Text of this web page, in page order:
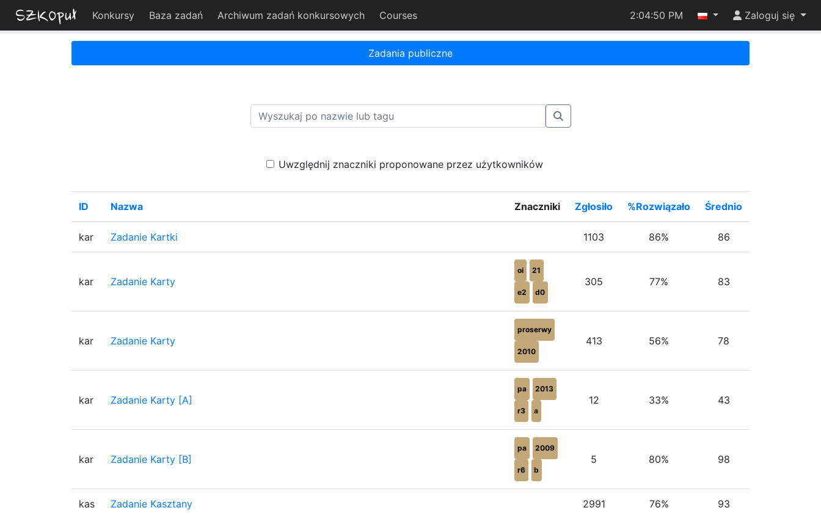
Konkursy Baza zadań Archiwum zadań konkursowych Courses 2:04:50 PM Zaloguj się
Zadania publiczne
Uwzględnij znaczniki proponowane przez użytkowników
ID Nazwa Znaczniki Zgłosiło %Rozwiązało Średnio
kar Zadanie Kartki 1103 86% 86
kar Zadanie Karty
oi 21
e2 d0
305 77% 83
kar Zadanie Karty
proserwy
2010
413 56% 78
kar Zadanie Karty [A]
pa 2013
r3 a
12 33% 43
kar Zadanie Karty [B]
pa 2009
r6 b
5 80% 98
kas Zadanie Kasztany 2991 76% 93